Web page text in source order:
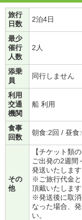
旅行
日数
2泊4日
最少
催行
人数
2人
添乗
員
同行しません
利用
交通
機関
船 利用
食事
回数
朝食:2回 / 昼食
その
他
【チケット類
ご出発の2週間
発送いたします
※ご旅行代金
頂戴いたします
※発送後に取消
なった場合、
い。